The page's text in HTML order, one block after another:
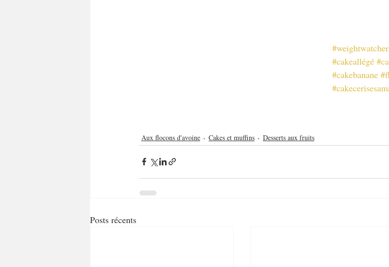
#cakeallégé
#cakebanane
Aux flocons d'avoine Cakes et muffins Desserts aux fruits
Posts récents